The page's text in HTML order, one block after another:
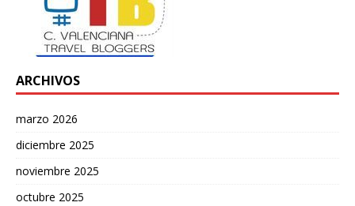
ARCHIVOS
marzo 2026
diciembre 2025
noviembre 2025
octubre 2025